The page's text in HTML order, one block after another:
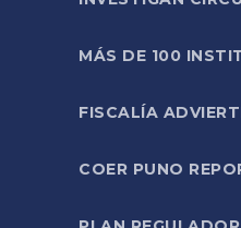
MÁS DE 100
FISCALÍA
COER PUNO